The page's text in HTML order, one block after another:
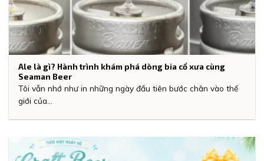
Ale là gì? Hành trình khám phá dòng bia cổ xưa cùng
Seaman Beer
Tôi vẫn nhớ như in những ngày đầu tiên bước chân vào thế
giới của...